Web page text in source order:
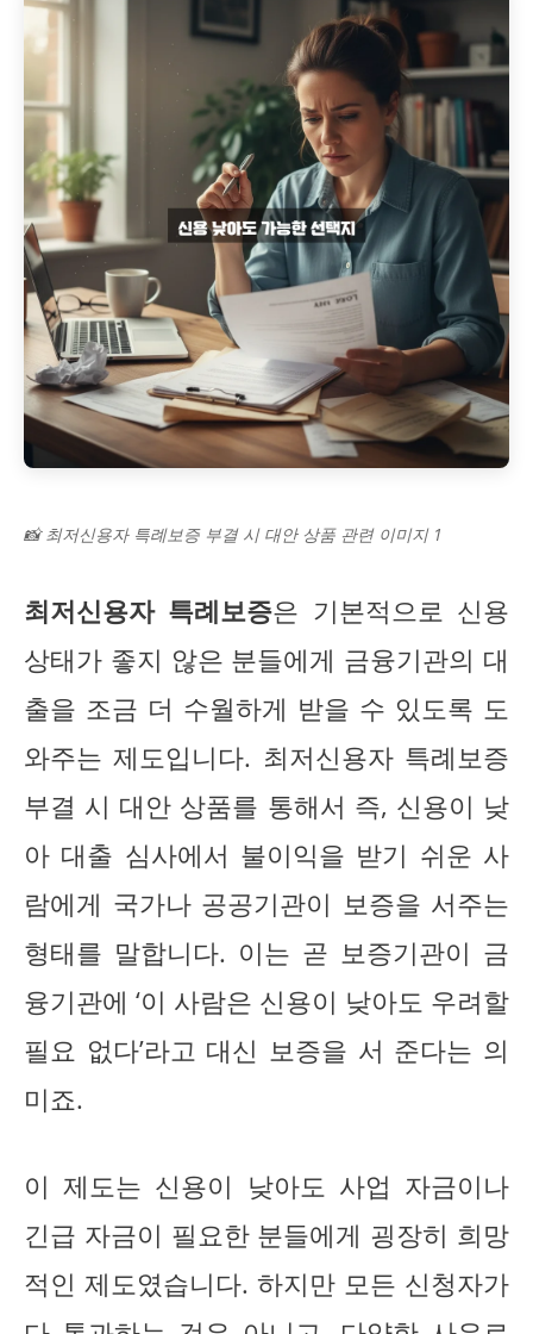
📸 최저신용자 특례보증 부결 시 대안 상품 관련 이미지 1
최저신용자 특례보증은 기본적으로 신용
상태가 좋지 않은 분들에게 금융기관의 대
출을 조금 더 수월하게 받을 수 있도록 도
와주는 제도입니다. 최저신용자 특례보증
부결 시 대안 상품를 통해서 즉, 신용이 낮
아 대출 심사에서 불이익을 받기 쉬운 사
람에게 국가나 공공기관이 보증을 서주는
형태를 말합니다. 이는 곧 보증기관이 금
융기관에 ‘이 사람은 신용이 낮아도 우려할
필요 없다’라고 대신 보증을 서 준다는 의
미죠.
이 제도는 신용이 낮아도 사업 자금이나
긴급 자금이 필요한 분들에게 굉장히 희망
적인 제도였습니다. 하지만 모든 신청자가